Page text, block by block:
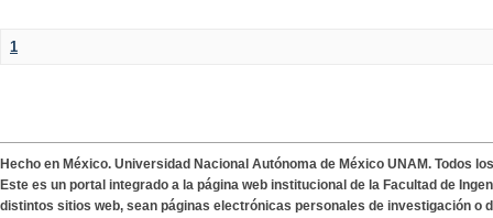
1
Hecho en México. Universidad Nacional Autónoma de México UNAM. Todos
Este es un portal integrado a la página web institucional de la Facultad de
distintos sitios web, sean páginas electrónicas personales de investigación o